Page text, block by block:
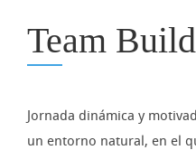
Team
Jornada dinámica y
un entorno natural, en el